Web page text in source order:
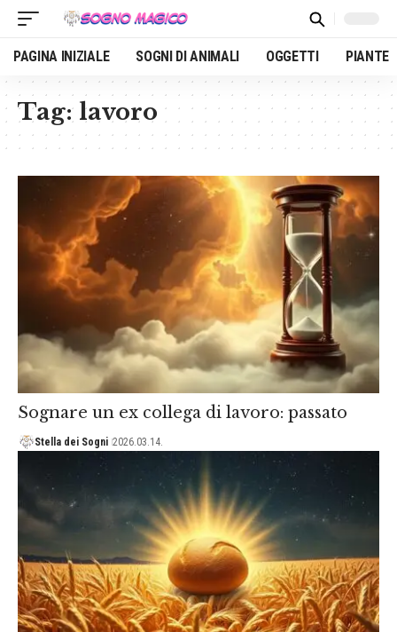
PAGINA INIZIALE SOGNI DI ANIMALI OGGETTI PIANTE
Tag: lavoro
Sognare un ex collega di lavoro: passato
Stella dei Sogni 2026.03.14.